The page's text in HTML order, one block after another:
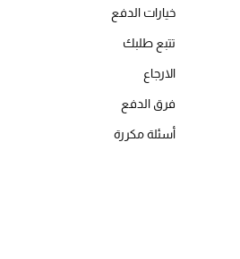
خيارات الدفع
تتبع طلبك
الارجاع
فرق الدفع
أسئلة مكررة